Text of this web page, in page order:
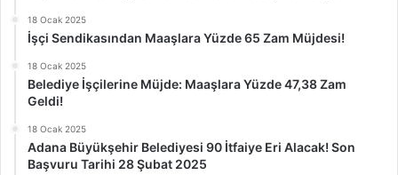
18 Ocak 2025
İşçi Sendikasından Maaşlara Yüzde 65 Zam Müjdesi!
18 Ocak 2025
Belediye İşçilerine Müjde: Maaşlara Yüzde 47,38 Zam
Geldi!
18 Ocak 2025
Adana Büyükşehir Belediyesi 90 İtfaiye Eri Alacak! Son
Başvuru Tarihi 28 Şubat 2025